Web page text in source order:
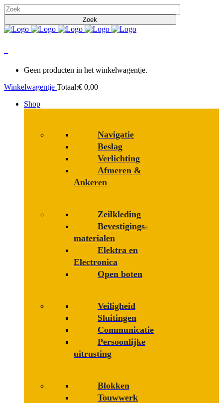
Geen producten in het winkelwagentje.
Winkelwagentje Totaal:€ 0,00
Shop
Navigatie
Beslag
Verlichting
Afmeren &
Ankeren
Zeilkleding
Bevestigings­­
materialen
Elektra en
Electronica
Open boten
Veiligheid
Sluitingen
Communicatie
Persoonlijke
uitrusting
Blokken
Touwwerk